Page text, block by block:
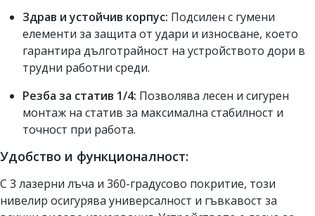
Здрав и устойчив корпус: Подсилен с гумени
елементи за защита от удари и износване, което
гарантира дълготрайност на устройството дори в
трудни работни среди.
Резба за статив 1/4: Позволява лесен и сигурен
монтаж на статив за максимална стабилност и
точност при работа.
Удобство и функционалност:
С 3 лазерни лъча и 360-градусово покритие, този
нивелир осигурява универсалност и гъвкавост за